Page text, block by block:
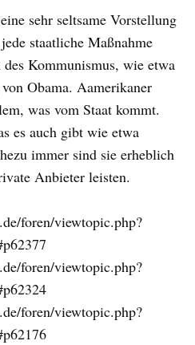
sehr seltsame Vorstellung
staatliche Maßnahme
Kommunismus, wie etwa
Obama. Aamerikaner
was vom Staat kommt.
es auch gibt wie etwa
immer sind sie erheblich
Anbieter leisten.
foren/viewtopic.php?
foren/viewtopic.php?
foren/viewtopic.php?